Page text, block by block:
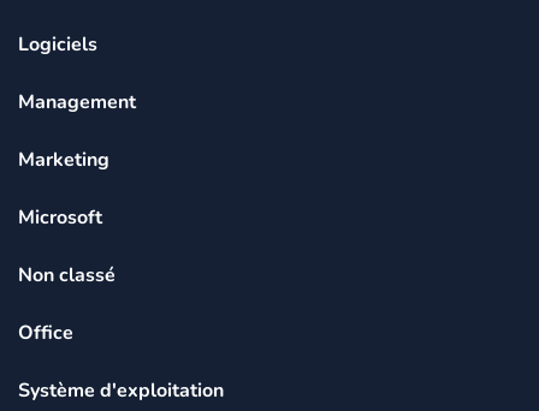
Logiciels
Management
Marketing
Microsoft
Non classé
Office
Système d'exploitation